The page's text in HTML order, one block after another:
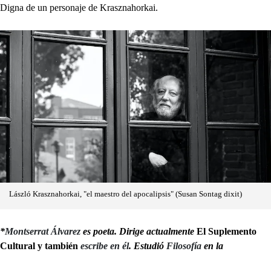
Digna de un personaje de Krasznahorkai.
László Krasznahorkai, "el maestro del apocalipsis" (Susan Sontag dixit)
*Montserrat Álvarez es poeta. Dirige actualmente El Suplemento
Cultural y también escribe en él. Estudió Filosofía en la